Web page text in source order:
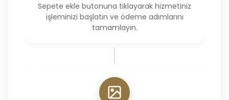
Sepete ekle butonuna tıklayarak hizmetiniz
işleminizi başlatın ve ödeme adımlarını
tamamlayın.